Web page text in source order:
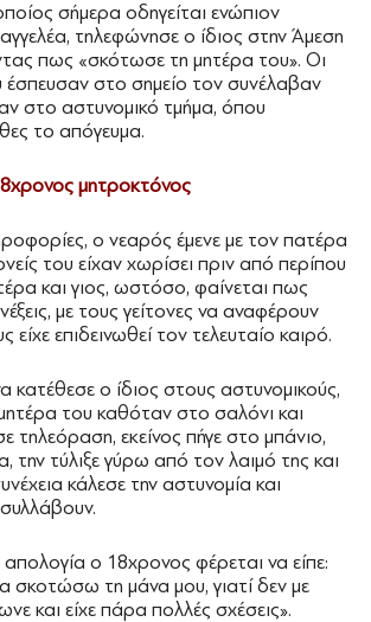
σήμερα οδηγείται ενώπιον
τηλεφώνησε ο ίδιος στην Άμεση
πως «σκότωσε τη μητέρα του». Οι
έσπευσαν στο σημείο τον συνέλαβαν
στο αστυνομικό τμήμα, όπου
το απόγευμα.
μητροκτόνος
ο νεαρός έμενε με τον πατέρα
του είχαν χωρίσει πριν από περίπου
και γιος, ωστόσο, φαίνεται πως
με τους γείτονες να αναφέρουν
επιδεινωθεί τον τελευταίο καιρό.
κατέθεσε ο ίδιος στους αστυνομικούς,
του καθόταν στο σαλόνι και
τηλεόραση, εκείνος πήγε στο μπάνιο,
την τύλιξε γύρω από τον λαιμό της και
κάλεσε την αστυνομία και
ο 18χρονος φέρεται να είπε:
σκοτώσω τη μάνα μου, γιατί δεν με
και είχε πάρα πολλές σχέσεις».